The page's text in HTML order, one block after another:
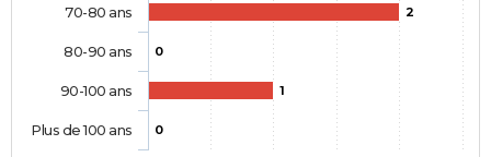
2
0
1
0
70-80 ans
80-90 ans
90-100 ans
Plus de 100 ans